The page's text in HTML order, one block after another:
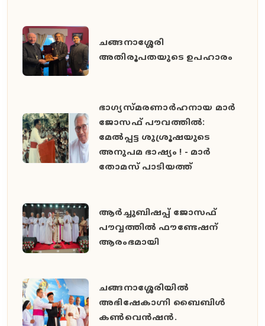
ചങ്ങനാശ്ശേരി
അതിരൂപതയുടെ ഉപഹാരം
ഭാഗ്യസ്മരണാർഹനായ മാർ
ജോസഫ് പൗവത്തിൽ:
മേൽപ്പട്ട ശുശ്രൂഷയുടെ
അനുപമ ഭാഷ്യം ! - മാർ
തോമസ് പാടിയത്ത്
ആർച്ചുബിഷപ്പ് ജോസഫ്
പൗവ്വത്തിൽ ഫൗണ്ടേഷന്
ആരംഭമായി
ചങ്ങനാശ്ശേരിയിൽ
അഭിഷേകാഗ്നി ബൈബിൾ
കൺവെൻഷൻ.